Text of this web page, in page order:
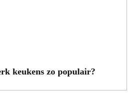
keukens zo populair?